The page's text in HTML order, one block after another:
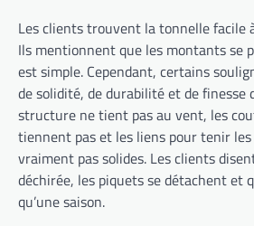
Les clients trouvent la tonnelle facile
Ils mentionnent que les montants se
est simple. Cependant, certains
de solidité, de durabilité et de finesse
structure ne tient pas au vent, les
tiennent pas et les liens pour tenir
vraiment pas solides. Les clients
déchirée, les piquets se détachent et
qu’une saison.